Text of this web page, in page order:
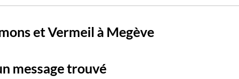
et Vermeil à Megève
message trouvé